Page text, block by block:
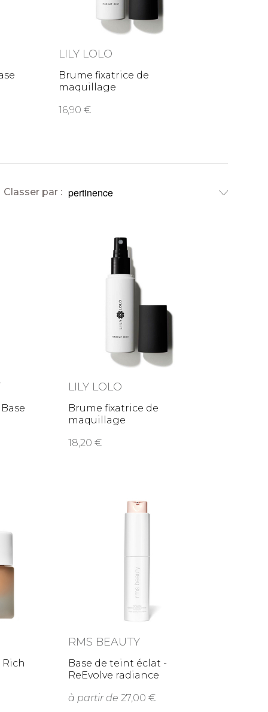
LILY LOLO
Brume fixatrice de
maquillage
16,90
Classer par :
LILY LOLO
Brume fixatrice de
maquillage
18,20
Rich
RMS BEAUTY
Base de teint éclat -
ReEvolve radiance
à partir de 27,00